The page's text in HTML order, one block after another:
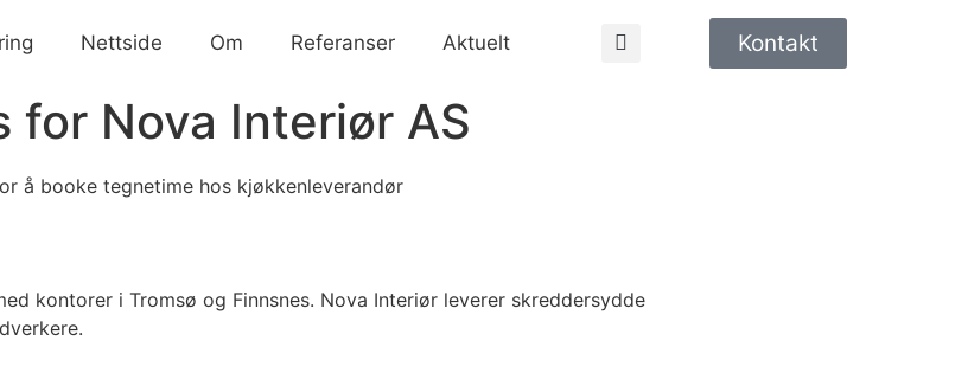
Nettside Om Referanser Aktuelt Kontakt
for Nova Interiør AS
kontorer i Tromsø og Finnsnes. Nova Interiør leverer skreddersydde